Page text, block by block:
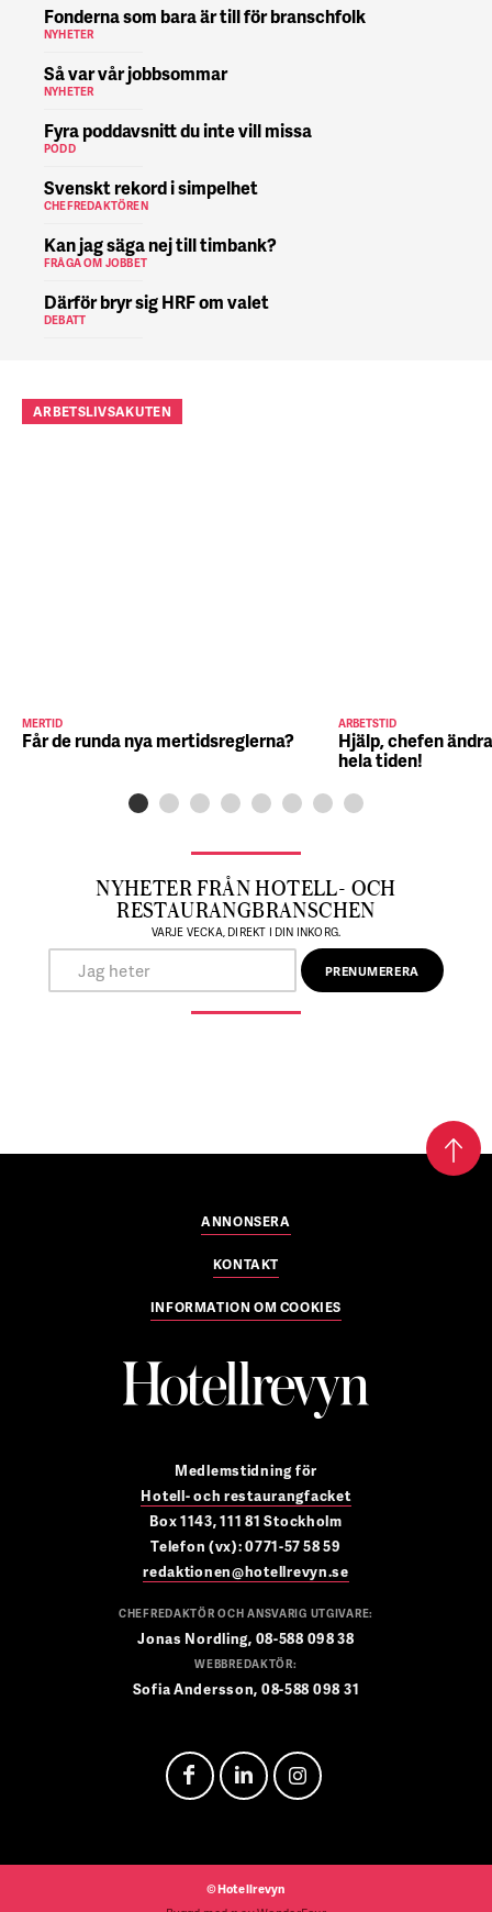
Fonderna som bara är till för branschfolk
NYHETER
Så var vår jobbsommar
NYHETER
Fyra poddavsnitt du inte vill missa
PODD
Svenskt rekord i simpelhet
CHEFREDAKTÖREN
Kan jag säga nej till timbank?
FRÅGA OM JOBBET
Därför bryr sig HRF om valet
DEBATT
ARBETSLIVSAKUTEN
MERTID
Får de runda nya mertidsreglerna?
ARBETSTID
Hjälp, chefen
hela tiden!
NYHETER FRÅN HOTELL- OCH
RESTAURANGBRANSCHEN
VARJE VECKA, DIREKT I DIN INKORG.
ANNONSERA
KONTAKT
INFORMATION OM COOKIES
Medlemstidning för
Hotell- och restaurangfacket
Box 1143, 111 81 Stockholm
Telefon (vx): 0771-57 58 59
redaktionen@hotellrevyn.se
CHEFREDAKTÖR OCH ANSVARIG UTGIVARE:
Jonas Nordling, 08-588 098 38
WEBBREDAKTÖR:
Sofia Andersson, 08-588 098 31
©Hotellrevyn